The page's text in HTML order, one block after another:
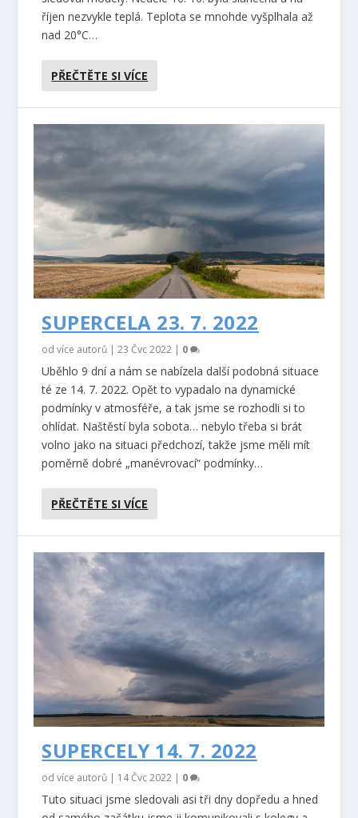
říjen nezvykle teplá. Teplota se mnohde vyšplhala až
nad 20°C…
PŘEČTĚTE SI VÍCE
SUPERCELA 23. 7. 2022
od více autorů |23 Čvc 2022 | 0
Uběhlo 9 dní a nám se nabízela další podobná situace
té ze 14. 7. 2022. Opět to vypadalo na dynamické
podmínky v atmosféře, a tak jsme se rozhodli si to
ohlídat. Naštěstí byla sobota… nebylo třeba si brát
volno jako na situaci předchozí, takže jsme měli mít
poměrně dobré „manévrovací“ podmínky…
PŘEČTĚTE SI VÍCE
SUPERCELY 14. 7. 2022
od více autorů | 14 Čvc 2022 | 0
Tuto situaci jsme sledovali asi tři dny dopředu a hned